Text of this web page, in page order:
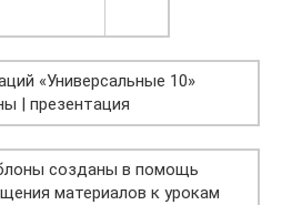
«Универсальные 10»
| презентация
созданы в помощь
материалов к урокам